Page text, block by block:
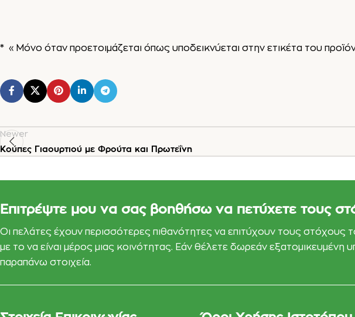
* «Μόνο όταν προετοιμάζεται όπως υποδεικνύεται στην ετικέτα του
Newer
Κούπες Γιαουρτιού με Φρούτα και Πρωτεΐνη
Επιτρέψτε μου να σας βοηθήσω να πετύχετε τους
Οι πελάτες έχουν περισσότερες πιθανότητες να επιτύχουν τους
με το να είναι μέρος μιας κοινότητας. Εάν θέλετε δωρεάν
παραπάνω στοιχεία.